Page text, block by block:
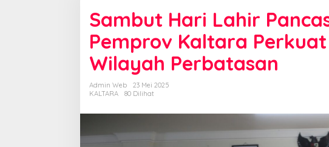
Lahir
Pancasila,
PLN,
BINDA,
dan
Pemprov
Kaltara
Perkuat
Listrik
Wilayah
Sambut Hari Lahir
Pemprov Kaltara
Wilayah Perbatasan
Admin Web
23 Mei 2025
KALTARA
80 Dilihat